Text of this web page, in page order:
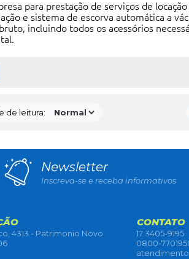
para prestação de serviços de
e sistema de escorva automática a
incluindo todos os acessórios
de leitura:
Newsletter
Inscreva-se e receba informativos
4313 - Patrimonio Novo
CONTATO
17 3405-9195
0800-